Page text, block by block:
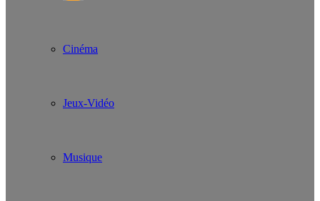
Cinéma
Jeux-Vidéo
Musique